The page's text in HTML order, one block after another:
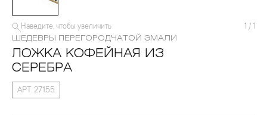
Наведите, чтобы увеличить 1 / 1
ШЕДЕВРЫ ПЕРЕГОРОДЧАТОЙ ЭМАЛИ
ЛОЖКА КОФЕЙНАЯ ИЗ
СЕРЕБРА
АРТ. 27155